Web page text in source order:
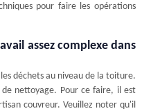
pour faire les opérations
assez complexe dans
déchets au niveau de la toiture.
nettoyage. Pour ce faire, il est
couvreur. Veuillez noter qu'il